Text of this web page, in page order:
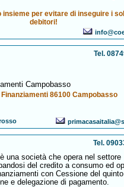
insieme per evitare di inseguire i
debitori!
Tel.
Campobasso
86100 Campobasso
Tel.
una società che opera nel settore
del credito a consumo ed
con Cessione del
e delegazione di pagamento.